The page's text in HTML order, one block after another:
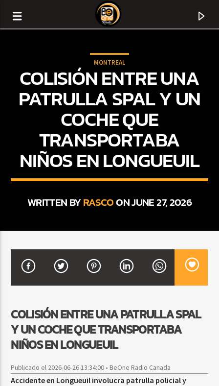
TITLE
CURRENT SHOW
DJ MIX
12:00 AM 2:00 AM
Beone Radio
MONTREAL
COLISIÓN ENTRE UNA
PATRULLA SPAL Y UN
COCHE QUE
TRANSPORTABA
NIÑOS EN LONGUEUIL
WRITTEN BYRASCOON JUNE 27, 2026
COLISIÓN ENTRE UNA PATRULLA SPAL
Y UN COCHE QUE TRANSPORTABA
NIÑOS EN LONGUEUIL
Publicado el 2026-06-26 13:34:00 • BeOne Radio Canada
Accidente en Longueuil involucra patrulla policial y